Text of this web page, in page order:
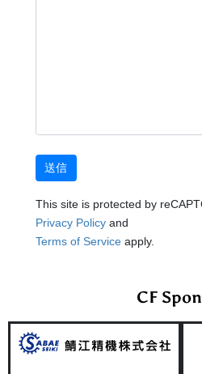
This site is protected by
Privacy Policyand
Terms of Serviceapply.
CF